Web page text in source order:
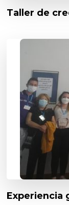
Taller de
Experiencia